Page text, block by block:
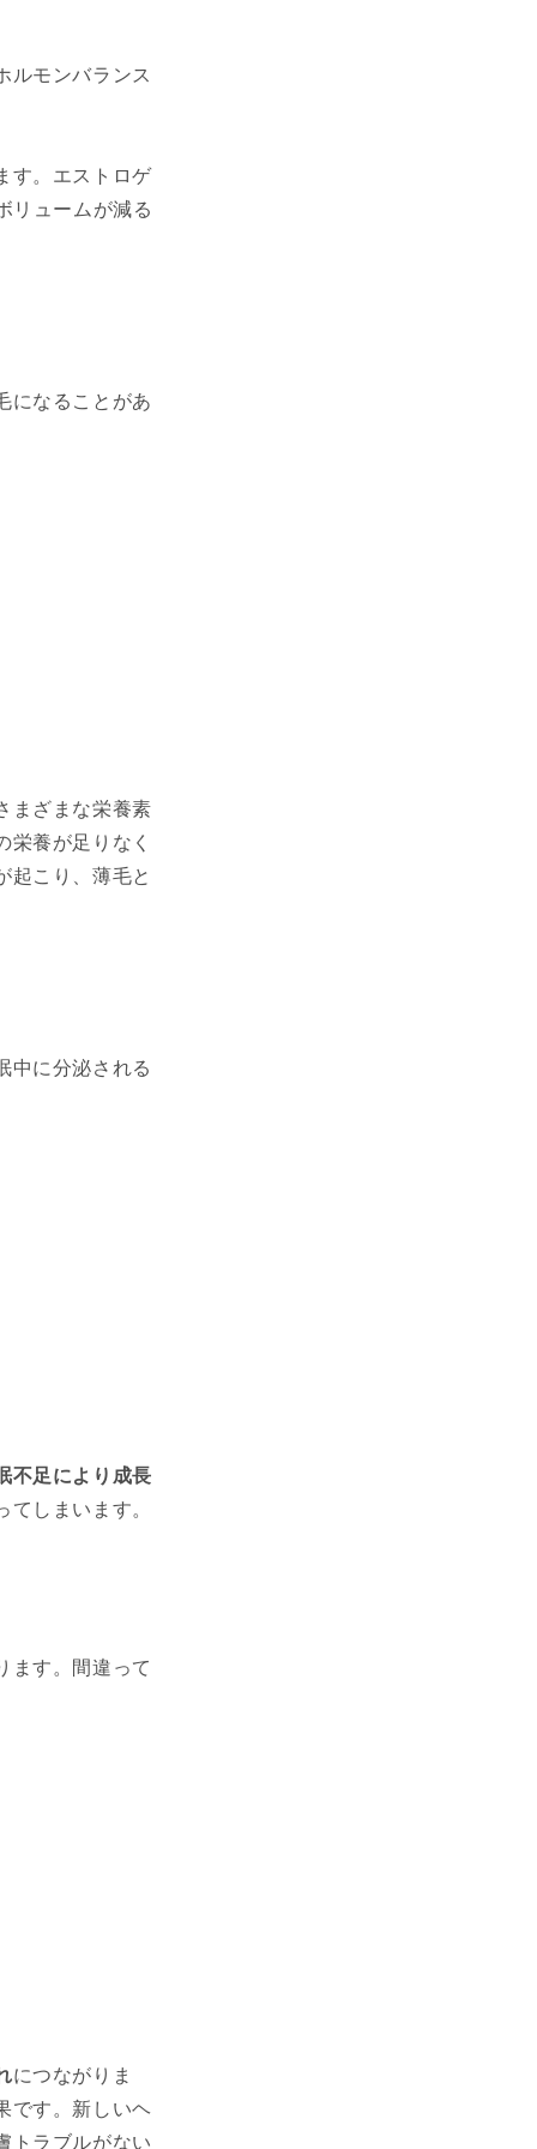
ルモンバランス
す。エストロゲ
リュームが減る
になることがあ
まざまな栄養素
養が足りなく
起こり、薄毛と
中に分泌される
不足により成長
しまいます。
ます。間違って
につながりま
です。新しいヘ
トラブルがない